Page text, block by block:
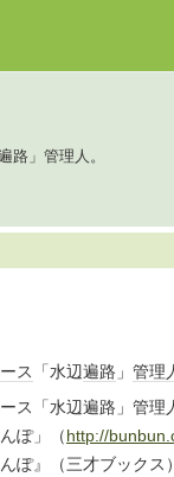
路」管理人。
ス 「水辺遍路 」 管理
ス「水辺遍路」管理
ぽ」（http://
ぽ』（三才ブックス